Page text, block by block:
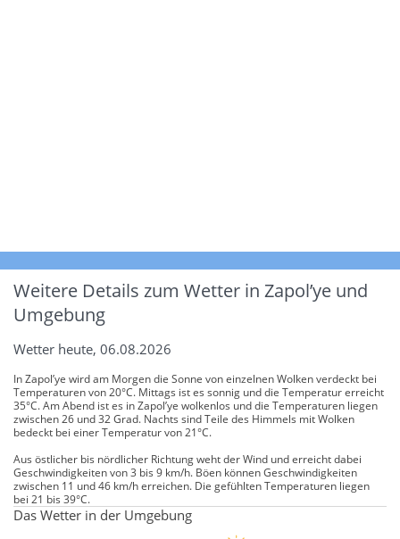
Weitere Details zum Wetter in Zapol’ye und
Umgebung
Wetter heute, 06.08.2026
In Zapol’ye wird am Morgen die Sonne von einzelnen Wolken verdeckt bei
Temperaturen von 20°C. Mittags ist es sonnig und die Temperatur erreicht
35°C. Am Abend ist es in Zapol’ye wolkenlos und die Temperaturen liegen
zwischen 26 und 32 Grad. Nachts sind Teile des Himmels mit Wolken
bedeckt bei einer Temperatur von 21°C.
Aus östlicher bis nördlicher Richtung weht der Wind und erreicht dabei
Geschwindigkeiten von 3 bis 9 km/h. Böen können Geschwindigkeiten
zwischen 11 und 46 km/h erreichen. Die gefühlten Temperaturen liegen
bei 21 bis 39°C.
Das Wetter in der Umgebung